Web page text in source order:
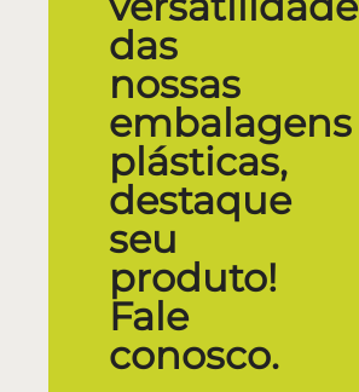
das
nossas
embalagens
plásticas,
destaque
seu
produto!
Fale
conosco.